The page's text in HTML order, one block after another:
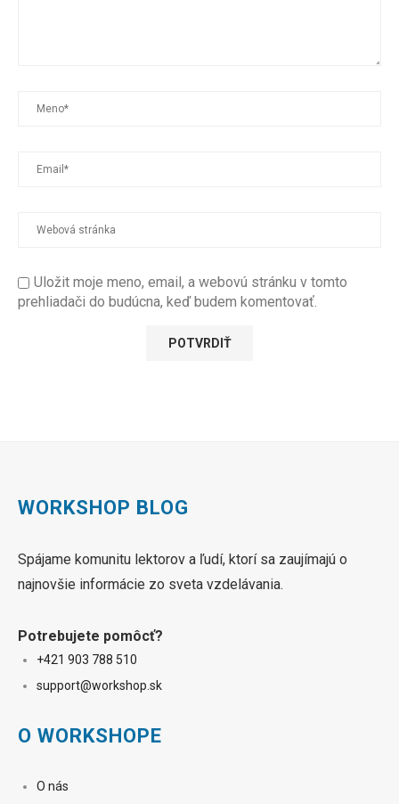
Uložit moje meno, email, a webovú stránku v tomto
prehliadači do budúcna, keď budem komentovať.
WORKSHOP BLOG
Spájame komunitu lektorov a ľudí, ktorí sa zaujímajú o
najnovšie informácie zo sveta vzdelávania.
Potrebujete pomôcť?
+421 903 788 510
support@workshop.sk
O WORKSHOPE
O nás